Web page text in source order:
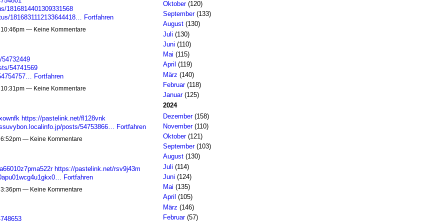
1816814401309331568
1816831112133644418…
Fortfahren
— Keine Kommentare
54741569
Fortfahren
— Keine Kommentare
https://pastelink.net/fl128vnk
posts/54753866…
Fortfahren
— Keine Kommentare
https://pastelink.net/rsv9j43m
Fortfahren
— Keine Kommentare
Oktober(120)
September(133)
August(130)
Juli (130)
Juni (110)
Mai (115)
April (119)
März (140)
Februar(118)
Januar(125)
2024
Dezember(158)
November(110)
Oktober(121)
September(103)
August(130)
Juli (114)
Juni (124)
Mai (135)
April (105)
März (146)
Februar(57)